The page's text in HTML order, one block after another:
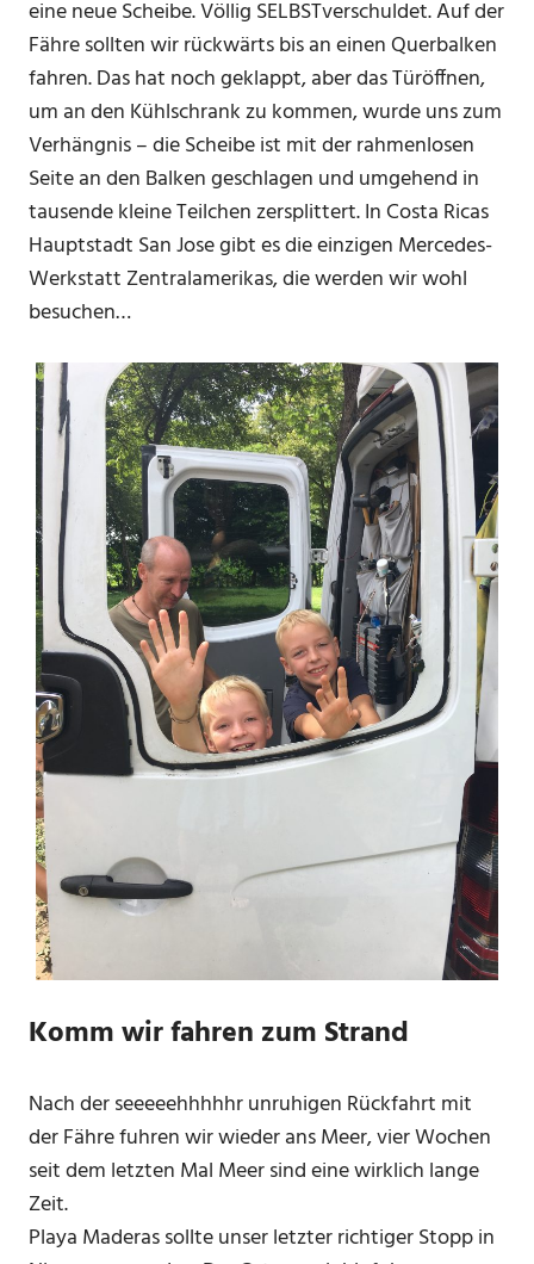
eine neue Scheibe. Völlig SELBSTverschuldet. Auf der
Fähre sollten wir rückwärts bis an einen Querbalken
fahren. Das hat noch geklappt, aber das Türöffnen,
um an den Kühlschrank zu kommen, wurde uns zum
Verhängnis – die Scheibe ist mit der rahmenlosen
Seite an den Balken geschlagen und umgehend in
tausende kleine Teilchen zersplittert. In Costa Ricas
Hauptstadt San Jose gibt es die einzigen Mercedes-
Werkstatt Zentralamerikas, die werden wir wohl
besuchen…
Komm wir fahren zum Strand
Nach der seeeeehhhhhr unruhigen Rückfahrt mit
der Fähre fuhren wir wieder ans Meer, vier Wochen
seit dem letzten Mal Meer sind eine wirklich lange
Zeit.
Playa Maderas sollte unser letzter richtiger Stopp in